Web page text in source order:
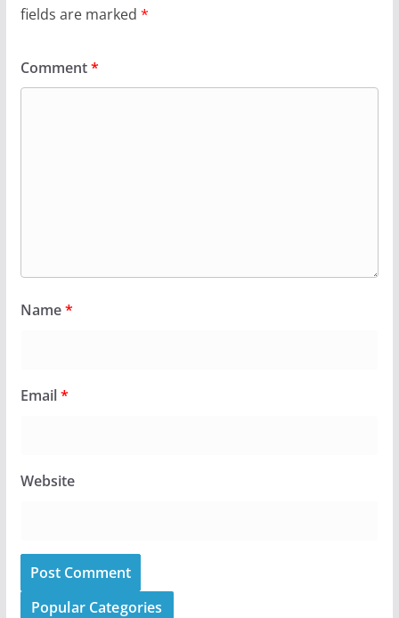
fields are marked *
Comment*
Name*
Email*
Website
Popular Categories